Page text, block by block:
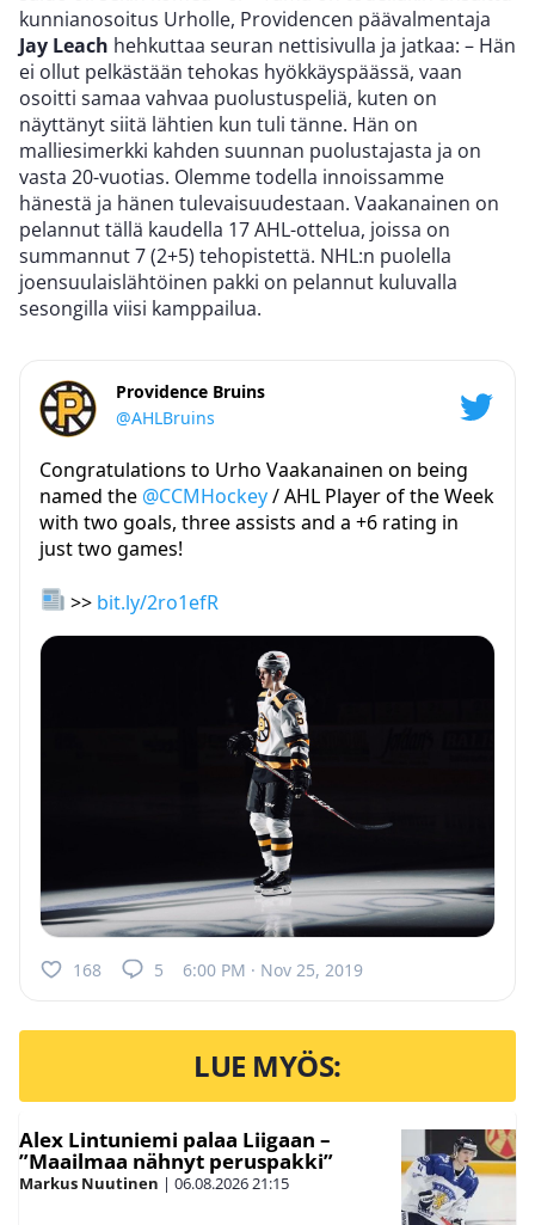
kunnianosoitus Urholle, Providencen päävalmentaja
Jay Leach hehkuttaa seuran nettisivulla ja jatkaa: – Hän
ei ollut pelkästään tehokas hyökkäyspäässä, vaan
osoitti samaa vahvaa puolustuspeliä, kuten on
näyttänyt siitä lähtien kun tuli tänne. Hän on
malliesimerkki kahden suunnan puolustajasta ja on
vasta 20-vuotias. Olemme todella innoissamme
hänestä ja hänen tulevaisuudestaan. Vaakanainen on
pelannut tällä kaudella 17 AHL-ottelua, joissa on
summannut 7 (2+5) tehopistettä. NHL:n puolella
joensuulaislähtöinen pakki on pelannut kuluvalla
sesongilla viisi kamppailua.
Providence Bruins
@AHLBruins
Congratulations to Urho Vaakanainen on being
named the @CCMHockey/ AHL Player of the Week
with two goals, three assists and a +6 rating in
just two games!
>> bit.ly/2ro1efR
168 5 6:00 PM · Nov 25, 2019
LUE MYÖS:
Alex Lintuniemi palaa Liigaan –
”Maailmaa nähnyt peruspakki”
Markus Nuutinen | 06.08.202621:15